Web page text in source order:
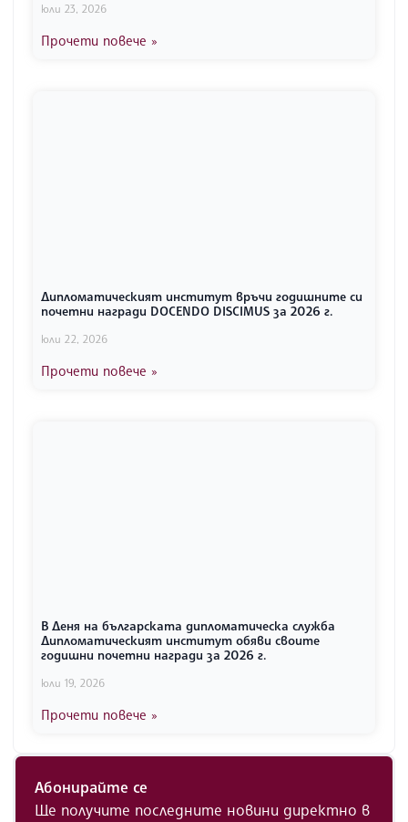
юли 23, 2026
Прочети повече »
Дипломатическият институт връчи годишните си
почетни награди DOCENDO DISCIMUS за 2026 г.
юли 22, 2026
Прочети повече »
В Деня на българската дипломатическа служба
Дипломатическият институт обяви своите
годишни почетни награди за 2026 г.
юли 19, 2026
Прочети повече »
Абонирайте се
Ще получите последните новини директно в